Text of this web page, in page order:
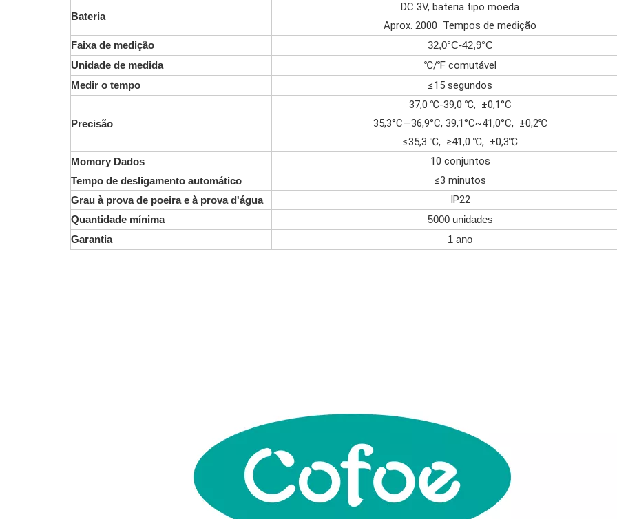
Bateria
DC 3V, bateria tipo moeda
Aprox. 2000 Tempos de medição
Faixa de medição
32,0°C-42,9°C
Unidade de medida
℃/℉ comutável
Medir o tempo ≤15 segundos
Precisão
37,0 ℃-39,0 ℃, ±0,1°C
35,3°C—36,9°C, 39,1°C~41,0°C, ±0,2℃
≤35,3 ℃, ≥41,0 ℃, ±0,3℃
Momory Dados 10 conjuntos
Tempo de desligamento automático ≤3 minutos
Grau à prova de poeira e à prova d'água IP22
Quantidade mínima
5000 unidades
Garantia
1 ano